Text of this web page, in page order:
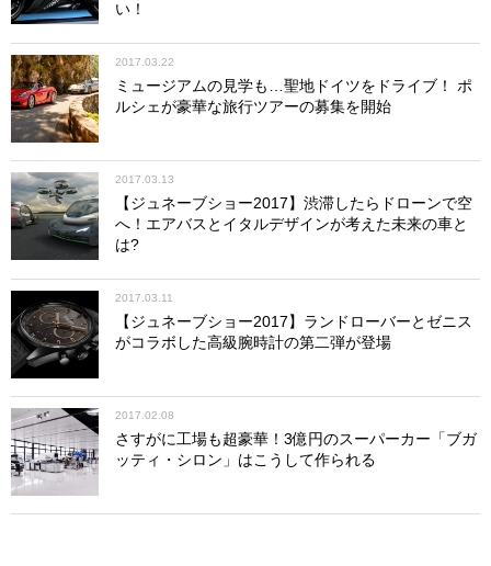
い！
2017.03.22
ミュージアムの見学も…聖地ドイツをドライブ！ ポ
ルシェが豪華な旅行ツアーの募集を開始
2017.03.13
【ジュネーブショー2017】渋滞したらドローンで空
へ！エアバスとイタルデザインが考えた未来の車と
は?
2017.03.11
【ジュネーブショー2017】ランドローバーとゼニス
がコラボした高級腕時計の第二弾が登場
2017.02.08
さすがに工場も超豪華！3億円のスーパーカー「ブガ
ッティ・シロン」はこうして作られる